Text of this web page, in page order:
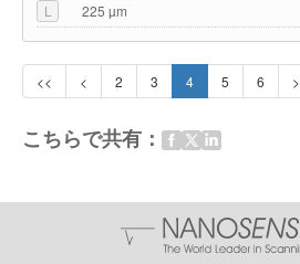
L
225 µm
<< < 2 3 4 5 6 >
こちらで共有：